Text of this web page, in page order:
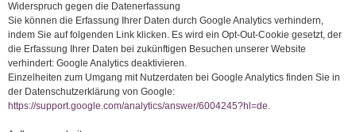
Widerspruch gegen die Datenerfassung
Sie können die Erfassung Ihrer Daten durch Google Analytics verhindern,
indem Sie auf folgenden Link klicken. Es wird ein Opt-Out-Cookie gesetzt, der
die Erfassung Ihrer Daten bei zukünftigen Besuchen unserer Website
verhindert: Google Analytics deaktivieren.
Einzelheiten zum Umgang mit Nutzerdaten bei Google Analytics finden Sie in
der Datenschutzerklärung von Google:
https://support.google.com/analytics/answer/6004245?hl=de.